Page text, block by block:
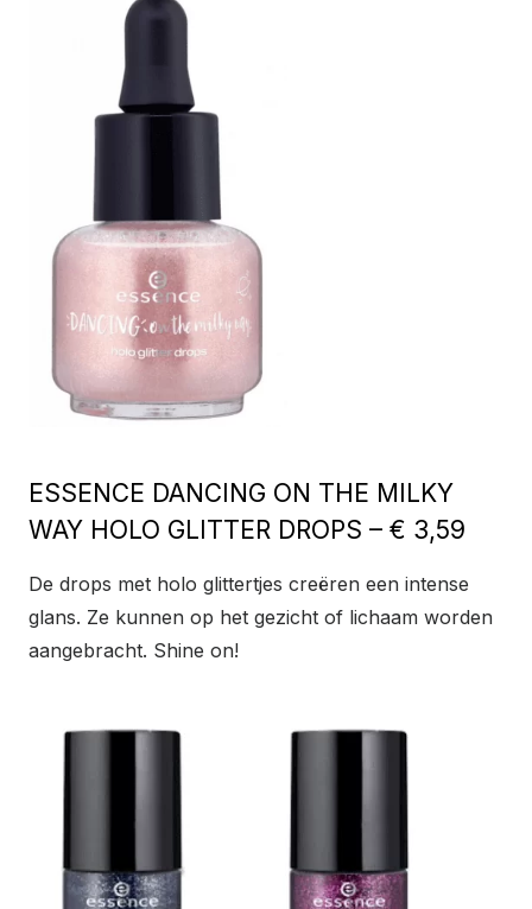
ESSENCE DANCING ON THE MILKY
WAY HOLO GLITTER DROPS – € 3,59
De drops met holo glittertjes creëren een intense
glans. Ze kunnen op het gezicht of lichaam worden
aangebracht. Shine on!